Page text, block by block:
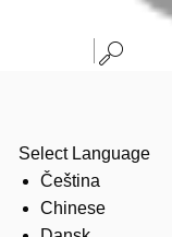
Select Language
Čeština
Chinese